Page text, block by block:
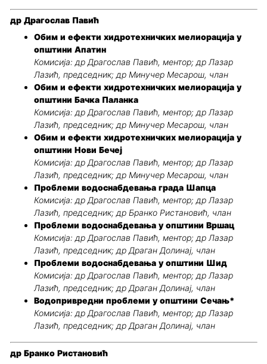
др Драгослав Павић
Обим и ефекти хидротехничких мелиорација у
општини Апатин
Комисија: др Драгослав Павић, ментор; др Лазар
Лазић, председник; др Минучер Месарош, члан
Обим и ефекти хидротехничких мелиорација у
општини Бачка Паланка
Комисија: др Драгослав Павић, ментор; др Лазар
Лазић, председник; др Минучер Месарош, члан
Обим и ефекти хидротехничких мелиорација у
општини Нови Бечеј
Комисија: др Драгослав Павић, ментор; др Лазар
Лазић, председник; др Минучер Месарош, члан
Проблеми водоснабдевања града Шапца
Комисија: др Драгослав Павић, ментор; др Лазар
Лазић, председник; др Бранко Ристановић, члан
Проблеми водоснабдевања у општини Вршац
Комисија: др Драгослав Павић, ментор; др Лазар
Лазић, председник; др Драган Долинај, члан
Проблеми водоснабдевања у општини Шид
Комисија: др Драгослав Павић, ментор; др Лазар
Лазић, председник; др Драган Долинај, члан
Водопривредни проблеми у општини Сечањ*
Комисија: др Драгослав Павић, ментор; др Лазар
Лазић, председник; др Драган Долинај, члан
др Бранко Ристановић